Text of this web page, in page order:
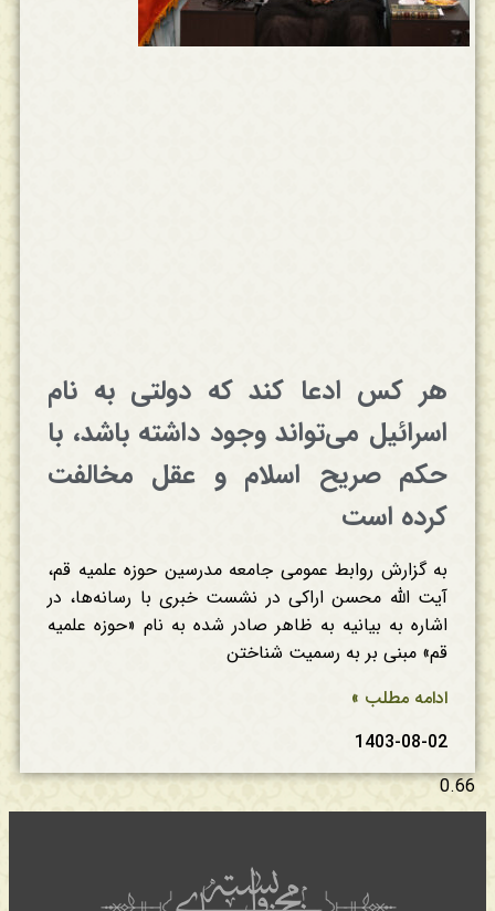
هر کس ادعا کند که دولتی به نام
اسرائیل می‌تواند وجود داشته باشد، با
حکم صریح اسلام و عقل مخالفت
کرده است
به گزارش روابط عمومی جامعه مدرسین حوزه علمیه قم،
آیت الله محسن اراکی در نشست خبری با رسانه‌ها، در
اشاره به بیانیه به ظاهر صادر شده به نام «حوزه علمیه
قم» مبنی بر به رسمیت شناختن
ادامه مطلب »
1403-08-02